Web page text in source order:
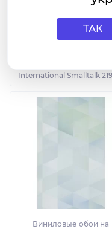
International Smalltalk
Виниловые обои на
ТАК